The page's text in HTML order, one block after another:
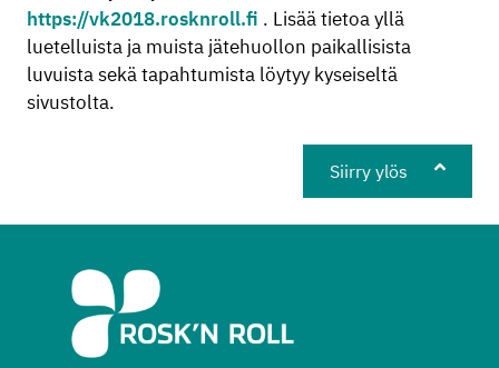
https://vk2018.rosknroll.fi . Lisää tietoa yllä
luetelluista ja muista jätehuollon paikallisista
luvuista sekä tapahtumista löytyy kyseiseltä
sivustolta.
Siirry ylös